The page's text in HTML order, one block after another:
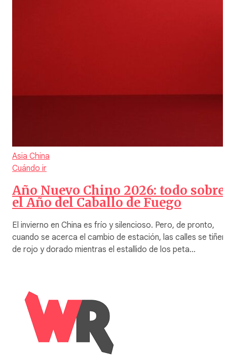
Asia China
Cuándo ir
Año Nuevo Chino 2026: todo sobre
el Año del Caballo de Fuego
El invierno en China es frío y silencioso. Pero, de pronto,
cuando se acerca el cambio de estación, las calles se tiñen
de rojo y dorado mientras el estallido de los peta…